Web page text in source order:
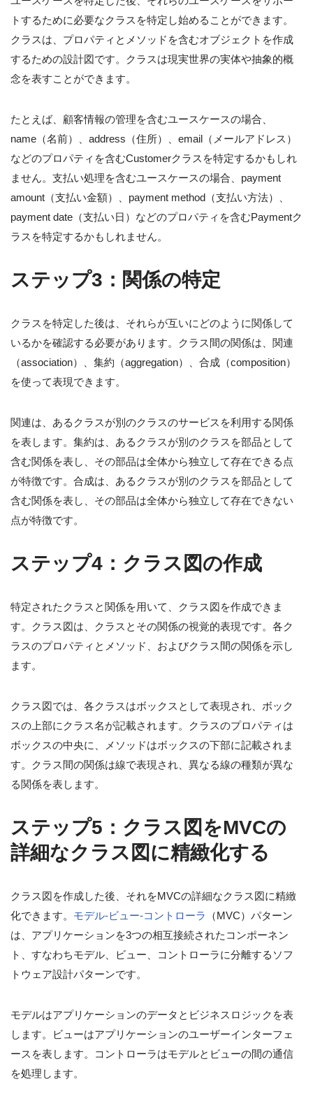
トするために必要なクラスを特定し始めることができます。
クラスは、プロパティとメソッドを含むオブジェクトを作成
するための設計図です。クラスは現実世界の実体や抽象的概
念を表すことができます。
たとえば、顧客情報の管理を含むユースケースの場合、
name（名前）、address（住所）、email（メールアドレス）
などのプロパティを含むCustomerクラスを特定するかもしれ
ません。支払い処理を含むユースケースの場合、payment
amount（支払い金額）、payment method（支払い方法）、
payment date（支払い日）などのプロパティを含むPaymentク
ラスを特定するかもしれません。
ステップ3：関係の特定
クラスを特定した後は、それらが互いにどのように関係して
いるかを確認する必要があります。クラス間の関係は、関連
（association）、集約（aggregation）、合成（composition）
を使って表現できます。
関連は、あるクラスが別のクラスのサービスを利用する関係
を表します。集約は、あるクラスが別のクラスを部品として
含む関係を表し、その部品は全体から独立して存在できる点
が特徴です。合成は、あるクラスが別のクラスを部品として
含む関係を表し、その部品は全体から独立して存在できない
点が特徴です。
ステップ4：クラス図の作成
特定されたクラスと関係を用いて、クラス図を作成できま
す。クラス図は、クラスとその関係の視覚的表現です。各ク
ラスのプロパティとメソッド、およびクラス間の関係を示し
ます。
クラス図では、各クラスはボックスとして表現され、ボック
スの上部にクラス名が記載されます。クラスのプロパティは
ボックスの中央に、メソッドはボックスの下部に記載されま
す。クラス間の関係は線で表現され、異なる線の種類が異な
る関係を表します。
ステップ5：クラス図をMVCの
詳細なクラス図に精緻化する
クラス図を作成した後、それをMVCの詳細なクラス図に精緻
化できます。 モデル-ビュー-コントローラ
（MVC）パターン
は、アプリケーションを3つの相互接続されたコンポーネン
ト、すなわちモデル、ビュー、コントローラに分離するソフ
トウェア設計パターンです。
モデルはアプリケーションのデータとビジネスロジックを表
します。ビューはアプリケーションのユーザーインターフェ
ースを表します。コントローラはモデルとビューの間の通信
を処理します。